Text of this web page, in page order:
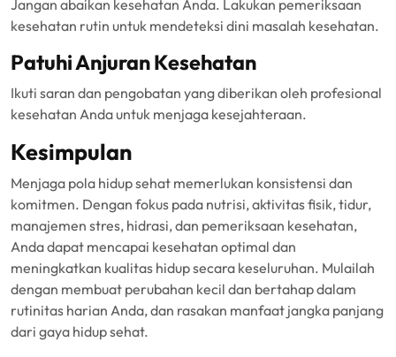
Jangan abaikan kesehatan Anda. Lakukan pemeriksaan
kesehatan rutin untuk mendeteksi dini masalah kesehatan.
Patuhi Anjuran Kesehatan
Ikuti saran dan pengobatan yang diberikan oleh profesional
kesehatan Anda untuk menjaga kesejahteraan.
Kesimpulan
Menjaga pola hidup sehat memerlukan konsistensi dan
komitmen. Dengan fokus pada nutrisi, aktivitas fisik, tidur,
manajemen stres, hidrasi, dan pemeriksaan kesehatan,
Anda dapat mencapai kesehatan optimal dan
meningkatkan kualitas hidup secara keseluruhan. Mulailah
dengan membuat perubahan kecil dan bertahap dalam
rutinitas harian Anda, dan rasakan manfaat jangka panjang
dari gaya hidup sehat.